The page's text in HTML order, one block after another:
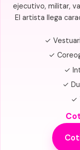
ejecutivo, militar,
El artista llega
✓
✓
✓
✓
✓